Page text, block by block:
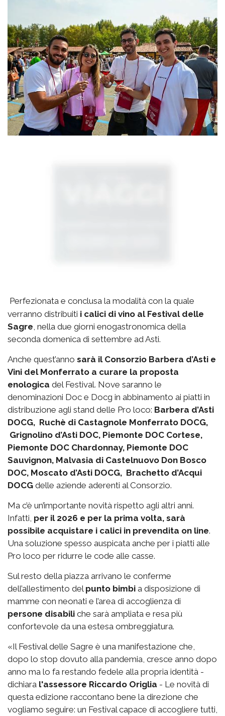
Perfezionata e conclusa la modalità con la quale
verranno distribuiti i calici di vino al Festival delle
Sagre , nella due giorni enogastronomica della
seconda domenica di settembre ad Asti.
Anche quest’anno sarà il Consorzio Barbera d’Asti e
Vini del Monferrato a curare la proposta
enologica del Festival. Nove saranno le
denominazioni Doc e Docg in abbinamento ai piatti in
distribuzione agli stand delle Pro loco: Barbera d’Asti
DOCG, Ruchè di Castagnole Monferrato DOCG,
Grignolino d’Asti DOC, Piemonte DOC Cortese,
Piemonte DOC Chardonnay, Piemonte DOC
Sauvignon, Malvasia di Castelnuovo Don Bosco
DOC, Moscato d’Asti DOCG, Brachetto d’Acqui
DOCG delle aziende aderenti al Consorzio.
Ma c’è un’importante novità rispetto agli altri anni.
Infatti, per il 2026 e per la prima volta, sarà
possibile acquistare i calici in prevendita on line.
Una soluzione spesso auspicata anche per i piatti alle
Pro loco per ridurre le code alle casse.
Sul resto della piazza arrivano le conferme
dell’allestimento del punto bimbi a disposizione di
mamme con neonati e l’area di accoglienza di
persone disabili che sarà ampliata e resa più
confortevole da una estesa ombreggiatura.
«Il Festival delle Sagre è una manifestazione che,
dopo lo stop dovuto alla pandemia, cresce anno dopo
anno ma lo fa restando fedele alla propria identità -
dichiara l'assessore Riccardo Origlia - Le novità di
questa edizione raccontano bene la direzione che
vogliamo seguire: un Festival capace di accogliere tutti,